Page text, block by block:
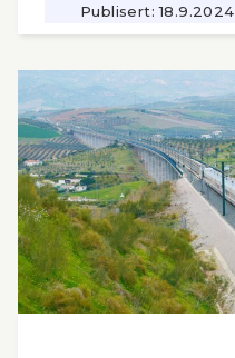
Publisert: 18.9.2024